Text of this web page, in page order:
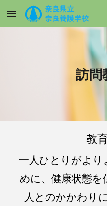
Skip to main content
訪問
教
一人ひとりがより
めに、健康状態を
人とのかかわり